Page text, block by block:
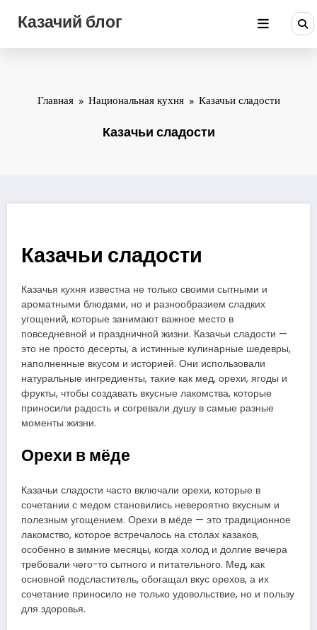
Казачий блог
Главная Национальная кухня Казачьи сладости
Казачьи сладости
Казачьи сладости
Казачья кухня известна не только своими сытными и
ароматными блюдами, но и разнообразием сладких
угощений, которые занимают важное место в
повседневной и праздничной жизни. Казачьи сладости —
это не просто десерты, а истинные кулинарные шедевры,
наполненные вкусом и историей. Они использовали
натуральные ингредиенты, такие как мед, орехи, ягоды и
фрукты, чтобы создавать вкусные лакомства, которые
приносили радость и согревали душу в самые разные
моменты жизни.
Орехи в мёде
Казачьи сладости часто включали орехи, которые в
сочетании с медом становились невероятно вкусным и
полезным угощением. Орехи в мёде — это традиционное
лакомство, которое встречалось на столах казаков,
особенно в зимние месяцы, когда холод и долгие вечера
требовали чего-то сытного и питательного. Мед, как
основной подсластитель, обогащал вкус орехов, а их
сочетание приносило не только удовольствие, но и пользу
для здоровья.